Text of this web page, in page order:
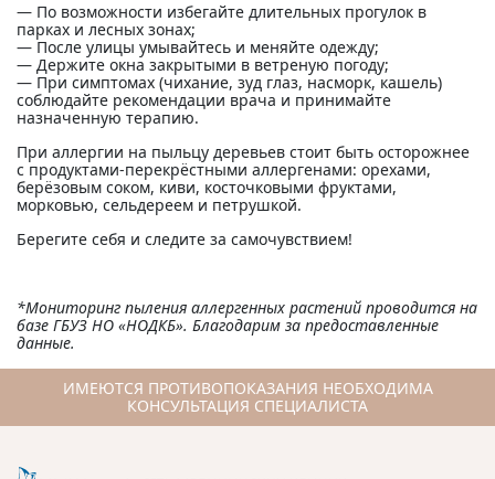
— По возможности избегайте длительных прогулок в
парках и лесных зонах;
— После улицы умывайтесь и меняйте одежду;
— Держите окна закрытыми в ветреную погоду;
— При симптомах (чихание, зуд глаз, насморк, кашель)
соблюдайте рекомендации врача и принимайте
назначенную терапию.
При аллергии на пыльцу деревьев стоит быть осторожнее
с продуктами-перекрёстными аллергенами: орехами,
берёзовым соком, киви, косточковыми фруктами,
морковью, сельдереем и петрушкой.
Берегите себя и следите за самочувствием!
*Мониторинг пыления аллергенных растений проводится на
базе ГБУЗ НО «НОДКБ». Благодарим за предоставленные
данные.
ИМЕЮТСЯ ПРОТИВОПОКАЗАНИЯ НЕОБХОДИМА
КОНСУЛЬТАЦИЯ СПЕЦИАЛИСТА